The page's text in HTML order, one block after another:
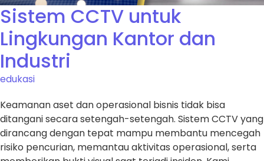
Sistem CCTV untuk
Lingkungan Kantor dan
Industri
edukasi
Keamanan aset dan operasional bisnis tidak bisa
ditangani secara setengah-setengah. Sistem CCTV yang
dirancang dengan tepat mampu membantu mencegah
risiko pencurian, memantau aktivitas operasional, serta